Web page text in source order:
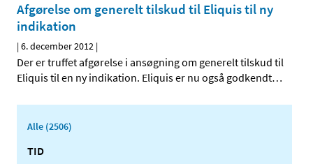
Afgørelse om generelt tilskud til Eliquis til ny
indikation
|6. december 2012 |
Der er truffet afgørelse i ansøgning om generelt tilskud til
Eliquis til en ny indikation. Eliquis er nu også godkendt…
Alle (2506)
TID